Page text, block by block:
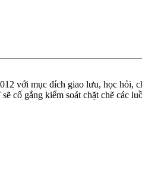
với mục đích giao lưu, học hỏi,
gắng kiểm soát chặt chẽ các